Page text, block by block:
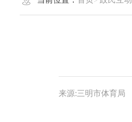
来源:三明市体育局